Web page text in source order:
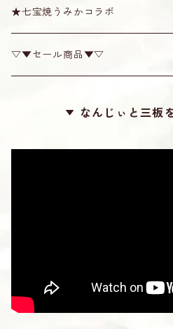
梅
ハブ油・松脂
その他雑貨
★七宝焼うみかコラボ
▽▼セール商品▼▽
なんじぃと三板